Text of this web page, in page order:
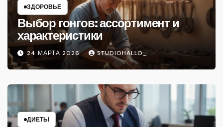
ЗДОРОВЬЕ
Выбор гонгов: ассортимент и
характеристики
24 МАРТА 2026 STUDIOHALLO_
ДИЕТЫ